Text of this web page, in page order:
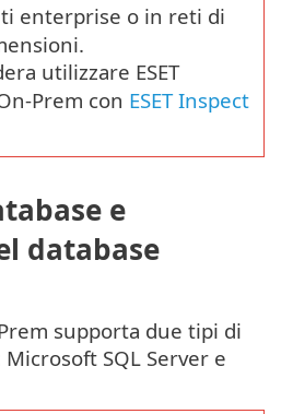
enterprise o in reti di
utilizzare ESET
Prem con ESET Inspect
e
database
Prem supporta due tipi di
SQL Server e